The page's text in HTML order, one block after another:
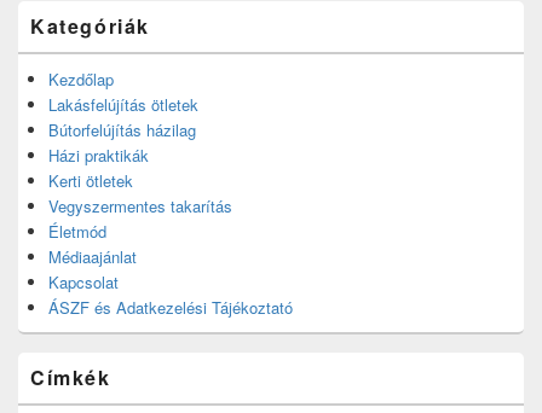
Kategóriák
Kezdőlap
Lakásfelújítás ötletek
Bútorfelújítás házilag
Házi praktikák
Kerti ötletek
Vegyszermentes takarítás
Életmód
Médiaajánlat
Kapcsolat
ÁSZF és Adatkezelési Tájékoztató
Címkék